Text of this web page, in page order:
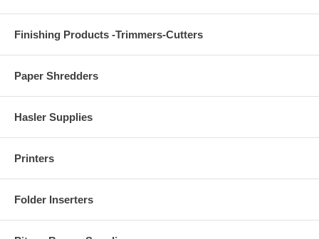
Finishing Products -Trimmers-Cutters
Paper Shredders
Hasler Supplies
Printers
Folder Inserters